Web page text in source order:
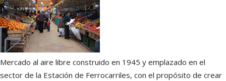
Mercado al aire libre construido en 1945 y emplazado en el
sector de la Estación de Ferrocarriles, con el propósito de crear